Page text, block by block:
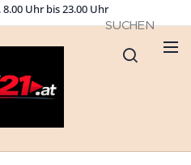
Uhr bis 23.00 Uhr
SUCHEN